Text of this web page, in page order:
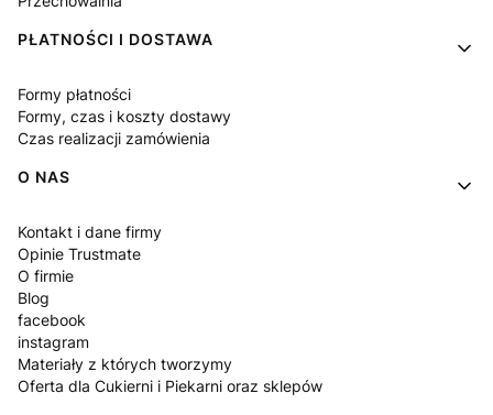
PŁATNOŚCI I DOSTAWA
Formy płatności
Formy, czas i koszty dostawy
Czas realizacji zamówienia
O NAS
Kontakt i dane firmy
Opinie Trustmate
O firmie
Blog
facebook
instagram
Materiały z których tworzymy
Oferta dla Cukierni i Piekarni oraz sklepów